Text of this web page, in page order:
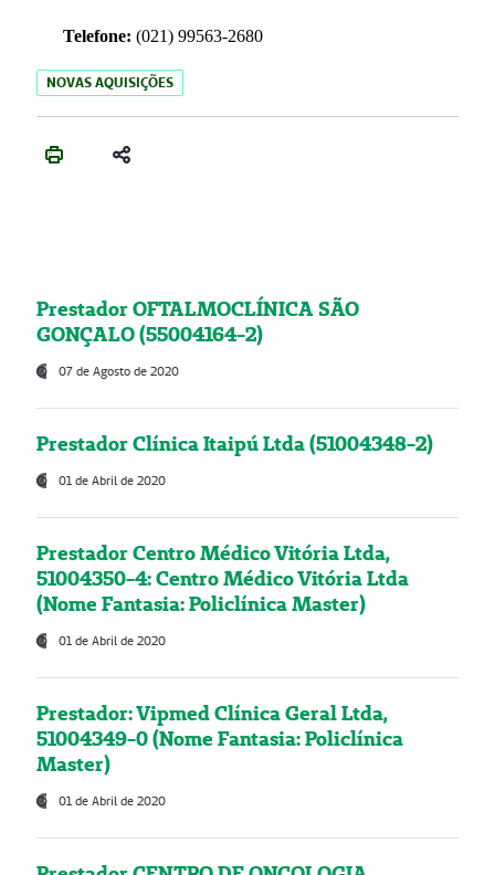
Telefone: (021) 99563-2680
NOVAS AQUISIÇÕES
Prestador OFTALMOCLÍNICA SÃO
GONÇALO (55004164-2)
07 de Agosto de 2020
Prestador Clínica Itaipú Ltda (51004348-2)
01 de Abril de 2020
Prestador Centro Médico Vitória Ltda,
51004350-4: Centro Médico Vitória Ltda
(Nome Fantasia: Policlínica Master)
01 de Abril de 2020
Prestador: Vipmed Clínica Geral Ltda,
51004349-0 (Nome Fantasia: Policlínica
Master)
01 de Abril de 2020